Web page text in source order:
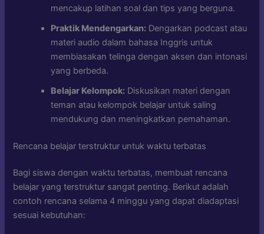
mencakup latihan soal dan tips yang berguna.
Praktik Mendengarkan: Dengarkan podcast atau
materi audio dalam bahasa Inggris untuk
membiasakan telinga dengan aksen dan intonasi
yang berbeda.
Belajar Kelompok: Diskusikan materi dengan
teman atau kelompok belajar untuk saling
mendukung dan meningkatkan pemahaman.
Rencana belajar terstruktur untuk waktu terbatas
Bagi siswa dengan waktu terbatas, membuat rencana
belajar yang terstruktur sangat penting. Berikut adalah
contoh rencana selama 4 minggu yang dapat diadaptasi
sesuai kebutuhan: